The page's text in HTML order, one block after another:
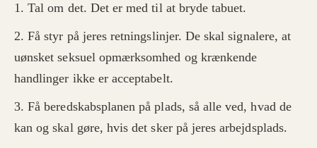
1. Tal om det. Det er med til at bryde tabuet.
2. Få styr på jeres retningslinjer. De skal signalere, at
uønsket seksuel opmærksomhed og krænkende
handlinger ikke er acceptabelt.
3. Få beredskabsplanen på plads, så alle ved, hvad de
kan og skal gøre, hvis det sker på jeres arbejdsplads.